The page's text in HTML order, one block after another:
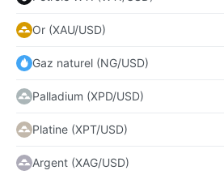
Or (XAU/USD)
Gaz naturel (NG/USD)
Palladium (XPD/USD)
Platine (XPT/USD)
Argent (XAG/USD)